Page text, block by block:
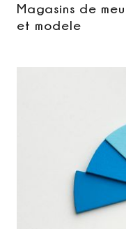
Magasins de
et modele